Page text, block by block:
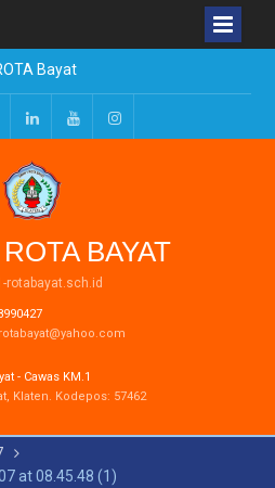
Bayat
2027
2026
Tahun
LinkedInYoutubeInstagram
BAYAT
rotabayat.sch.id
- Cawas KM.1
Klaten. Kodepos: 57462
at 08.45.48 (1)